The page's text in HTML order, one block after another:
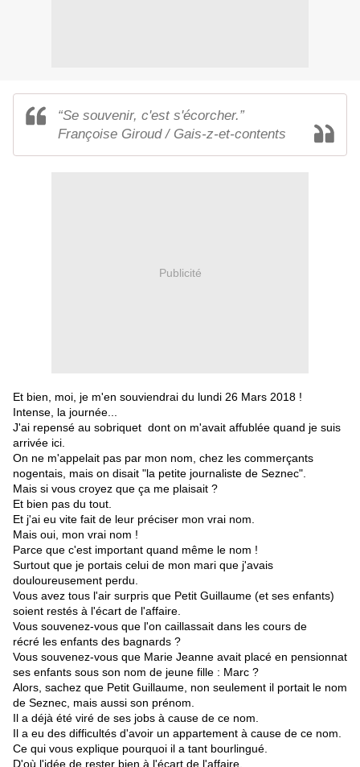
“Se souvenir, c'est s'écorcher.”
Françoise Giroud / Gais-z-et-contents
Publicité
Et bien, moi, je m'en souviendrai du lundi 26 Mars 2018 !
Intense, la journée...
J'ai repensé au sobriquet dont on m'avait affublée quand je suis
arrivée ici.
On ne m'appelait pas par mon nom, chez les commerçants
nogentais, mais on disait "la petite journaliste de Seznec".
Mais si vous croyez que ça me plaisait ?
Et bien pas du tout.
Et j'ai eu vite fait de leur préciser mon vrai nom.
Mais oui, mon vrai nom !
Parce que c'est important quand même le nom !
Surtout que je portais celui de mon mari que j'avais
douloureusement perdu.
Vous avez tous l'air surpris que Petit Guillaume (et ses enfants)
soient restés à l'écart de l'affaire.
Vous souvenez-vous que l'on caillassait dans les cours de
récré les enfants des bagnards ?
Vous souvenez-vous que Marie Jeanne avait placé en pensionnat
ses enfants sous son nom de jeune fille : Marc ?
Alors, sachez que Petit Guillaume, non seulement il portait le nom
de Seznec, mais aussi son prénom.
Il a déjà été viré de ses jobs à cause de ce nom.
Il a eu des difficultés d'avoir un appartement à cause de ce nom.
Ce qui vous explique pourquoi il a tant bourlingué.
D'où l'idée de rester bien à l'écart de l'affaire.